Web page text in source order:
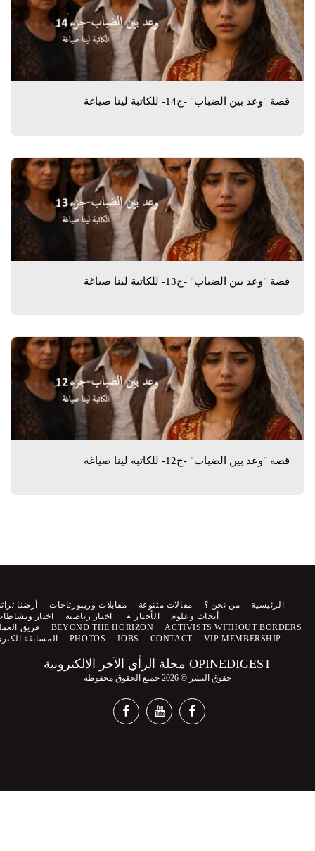
قصة "وعد بين الضباب" -ج14- للكاتبة لينا صياغة
قصة "وعد بين الضباب" -ج13- للكاتبة لينا صياغة
قصة "وعد بين الضباب" -ج12- للكاتبة لينا صياغة
OPINEDIGEST مجلة الرأي الآخر الالكترونية
حقوق النشر © 2026 جميع الحقوق محفوظة
الرئيسية من نحن ؟ مقالات متنوعة مقابلات وريبورتاجات
أرضنا تراثنا
أبحاث وعلوم
الأخبار اخبار رياضية
اخبار ونشاطات
ACTIVISTS WITHOUT BORDERS
BEYOND THE HORIZON
فريق العمل
VIP MEMBERSHIP
CONTACT
JOBS
PHOTOS المسابقة الكبرى